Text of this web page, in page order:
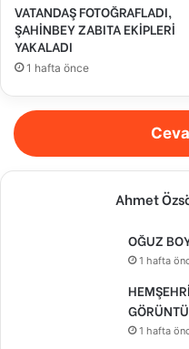
VATANDAŞ FOTOĞRAFLADI,
ŞAHİNBEY ZABITA EKİPLERİ
YAKALADI
1 hafta önce
Ahmet
OĞUZ
1 hafta
1 hafta